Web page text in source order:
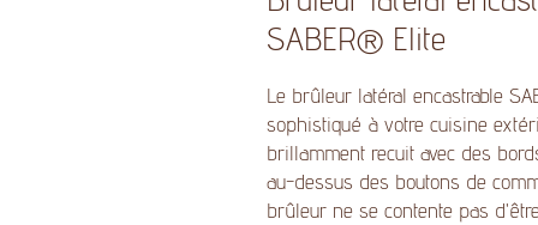
SABER® Elite
Le brûleur latéral encastrable
sophistiqué à votre cuisine
brillamment recuit avec des
au-dessus des boutons de
brûleur ne se contente pas